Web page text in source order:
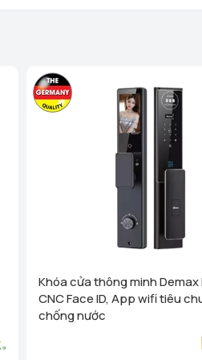
Homego - Ngô Quyền - TP
Xem chi tiết
Homego - Bếp Vũ Sơn -
Trấn Sơn Dương, Huyện Sơn
Homego - Bếp Vũ Sơn - TP
Homego - Bếp Vũ Sơn -
Nông Cống, Thanh Hóa)
Xem chi tiết
Homego - Bếp Vũ Sơn - TP
(cạnh cà phê Bách Viên) TP
Homego - Bếp Vũ Sơn - TP
Khóa cửa thông minh Demax
CNC Face ID, App wifi tiêu
chống nước